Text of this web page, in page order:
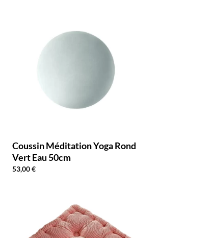
Coussin Méditation Yoga Rond
Vert Eau 50cm
53,00€